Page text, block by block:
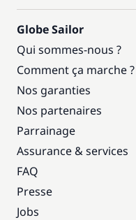
Globe Sailor
Qui sommes-nous ?
Comment ça marche ?
Nos garanties
Nos partenaires
Parrainage
Assurance & services
FAQ
Presse
Jobs